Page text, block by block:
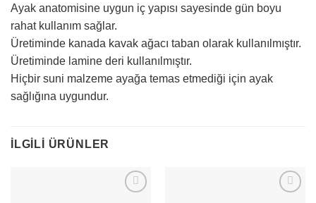
Ayak anatomisine uygun iç yapısı sayesinde gün boyu
rahat kullanım sağlar.
Üretiminde kanada kavak ağacı taban olarak kullanılmıştır.
Üretiminde lamine deri kullanılmıştır.
Hiçbir suni malzeme ayağa temas etmediği için ayak
sağlığına uygundur.
İLGILI ÜRÜNLER